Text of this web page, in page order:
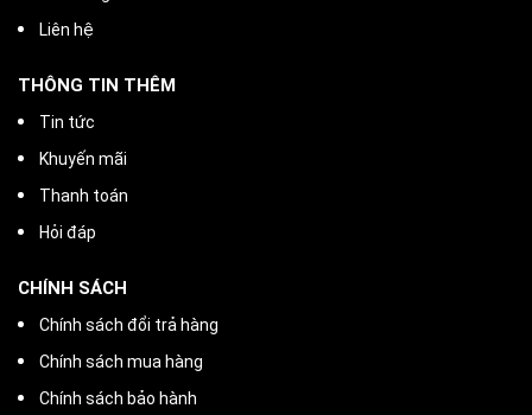
Liên hệ
THÔNG TIN THÊM
Tin tức
Khuyến mãi
Thanh toán
Hỏi đáp
CHÍNH SÁCH
Chính sách đổi trả hàng
Chính sách mua hàng
Chính sách bảo hành